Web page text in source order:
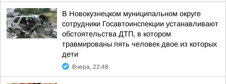
В Новокузнецком муниципальном округе
сотрудники Госавтоинспекции устанавливают
обстоятельства ДТП, в котором
травмированы пять человек двое из которых
дети
Вчера, 22:48